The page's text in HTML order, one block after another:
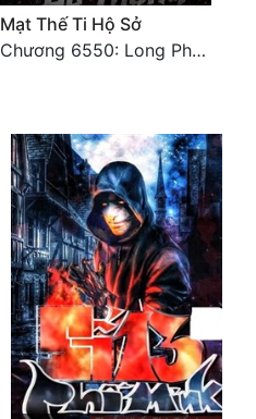
Mạt Thế Ti Hộ Sở
Chương 6550: Long Phượng Thần Trận